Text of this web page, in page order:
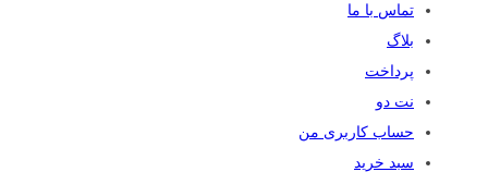
تماس با ما
بلاگ
پرداخت
نت دو
حساب کاربری من
سبد خرید